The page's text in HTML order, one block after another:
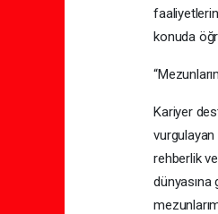
konuda
Kariyer
vurgulayan
rehberlik
dünyasına